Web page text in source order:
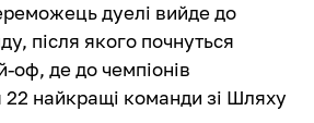
дуелі вийде до
після якого почнуться
оф, де до чемпіонів
22 найкращі команди зі Шляху